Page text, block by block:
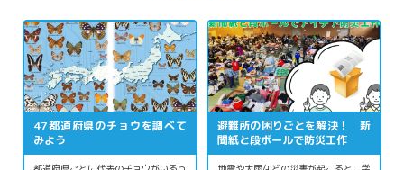
47都道府県のチョウを調べて
みよう
避難所の困りごとを解決！ 新
聞紙と段ボールで防災工作